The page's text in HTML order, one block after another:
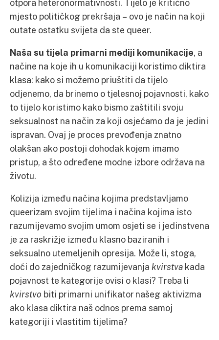
otpora heteronormativnosti. Tijelo je kritično
mjesto političkog prekršaja – ovo je način na koji
outate ostatku svijeta da ste queer.
Naša su tijela primarni mediji komunikacije, a
načine na koje ih u komunikaciji koristimo diktira
klasa: kako si možemo priuštiti da tijelo
odjenemo, da brinemo o tjelesnoj pojavnosti, kako
to tijelo koristimo kako bismo zaštitili svoju
seksualnost na način za koji osjećamo da je jedini
ispravan. Ovaj je proces prevođenja znatno
olakšan ako postoji dohodak kojem imamo
pristup, a što određene modne izbore održava na
životu.
Kolizija između načina kojima predstavljamo
queerizam svojim tijelima i načina kojima isto
razumijevamo svojim umom osjeti se i jedinstvena
je za raskrižje između klasno baziranih i
seksualno utemeljenih opresija. Može li, stoga,
doći do zajedničkog razumijevanja kvirstva kada
pojavnost te kategorije ovisi o klasi? Treba li
kvirstvo biti primarni unifikator našeg aktivizma
ako klasa diktira naš odnos prema samoj
kategoriji i vlastitim tijelima?